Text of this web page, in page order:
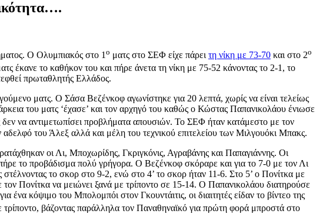
Ο Ολυμπιακός στο 1 ο ματς στο ΣΕΦ είχε πάρει τη νίκη με 73-70 και στο 2ο
έκανε το καθήκον του και πήρε άνετα τη νίκη με 75-52 κάνοντας το 2-1, το
πρωταθλητής Ελλάδος.
ματς. Ο Σάσα Βεζένκοφ αγωνίστηκε για 20 λεπτά, χωρίς να είναι τελείως
του ματς ‘έχασε’ και τον αρχηγό του καθώς ο Κώστας Παπανικολάου ένιωσε
να αντιμετωπίσει προβλήματα απουσιών. Το ΣΕΦ ήταν κατάμεστο με τον
του Άλεξ αλλά και μέλη του τεχνικού επιτελείου των Μιλγουόκι Μπακς.
οι Λι, Μποχωρίδης, Γκριγκόνις, Αγραβάνης και Παπαγιάννης. Οι
το προβάδισμα πολύ γρήγορα. Ο Βεζένκοφ σκόραρε και για το 7-0 με τον Λι
το σκορ στο 9-2, ενώ στο 4’ το σκορ ήταν 11-6. Στο 5’ ο Πονίτκα με
Πονίτκα να μειώνει ξανά με τρίποντο σε 15-14. Ο Παπανικολάου διατηρούσε
κόψιμο του Μπολομπόι στον Γκουντάιτις, οι διαιτητές είδαν το βίντεο της
βάζοντας παράλληλα τον Παναθηναϊκό για πρώτη φορά μπροστά στο